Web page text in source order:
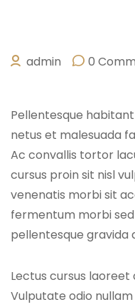
SEPTEMBER 22,
admin 0
Pellentesque
netus et malesuada
Ac convallis tortor
cursus proin sit nisl
venenatis morbi sit
fermentum morbi
pellentesque gravida
Lectus cursus laoreet
Vulputate odio